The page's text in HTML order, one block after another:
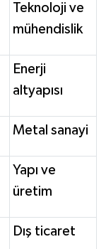
Teknoloji ve
mühendislik
Enerji
altyapısı
Metal sanayi
Yapı ve
üretim
Dış ticaret